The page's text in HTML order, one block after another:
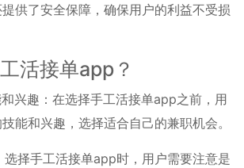
供了安全保障，确保用户的利益不受损
活接单app？
兴趣：在选择手工活接单app之前，用
能和兴趣，选择适合自己的兼职机会。
选择手工活接单app时，用户需要注意是